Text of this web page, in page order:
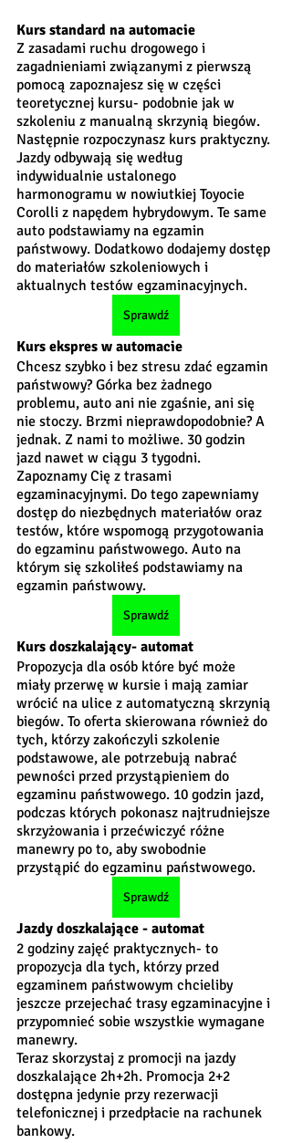
Kurs standard na automacie
Z zasadami ruchu drogowego i
zagadnieniami związanymi z pierwszą
pomocą zapoznajesz się w części
teoretycznej kursu- podobnie jak w
szkoleniu z manualną skrzynią biegów.
Następnie rozpoczynasz kurs praktyczny.
Jazdy odbywają się według
indywidualnie ustalonego
harmonogramu w nowiutkiej Toyocie
Corolli z napędem hybrydowym. Te same
auto podstawiamy na egzamin
państwowy. Dodatkowo dodajemy dostęp
do materiałów szkoleniowych i
aktualnych testów egzaminacyjnych.
Sprawdź
Kurs ekspres w automacie
Chcesz szybko i bez stresu zdać egzamin
państwowy? Górka bez żadnego
problemu, auto ani nie zgaśnie, ani się
nie stoczy. Brzmi nieprawdopodobnie? A
jednak. Z nami to możliwe. 30 godzin
jazd nawet w ciągu 3 tygodni.
Zapoznamy Cię z trasami
egzaminacyjnymi. Do tego zapewniamy
dostęp do niezbędnych materiałów oraz
testów, które wspomogą przygotowania
do egzaminu państwowego. Auto na
którym się szkoliłeś podstawiamy na
egzamin państwowy.
Sprawdź
Kurs doszkalający- automat
Propozycja dla osób które być może
miały przerwę w kursie i mają zamiar
wrócić na ulice z automatyczną skrzynią
biegów. To oferta skierowana również do
tych, którzy zakończyli szkolenie
podstawowe, ale potrzebują nabrać
pewności przed przystąpieniem do
egzaminu państwowego. 10 godzin jazd,
podczas których pokonasz najtrudniejsze
skrzyżowania i przećwiczyć różne
manewry po to, aby swobodnie
przystąpić do egzaminu państwowego.
Sprawdź
Jazdy doszkalające - automat
2 godziny zajęć praktycznych- to
propozycja dla tych, którzy przed
egzaminem państwowym chcieliby
jeszcze przejechać trasy egzaminacyjne i
przypomnieć sobie wszystkie wymagane
manewry.
Teraz skorzystaj z promocji na jazdy
doszkalające 2h+2h. Promocja 2+2
dostępna jedynie przy rezerwacji
telefonicznej i przedpłacie na rachunek
bankowy.